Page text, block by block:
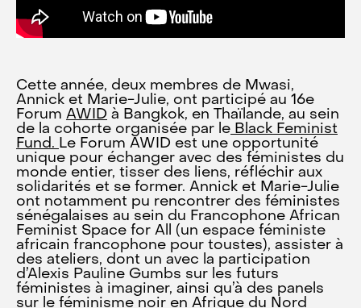
Cette année, deux membres de Mwasi,
Annick et Marie-Julie, ont participé au 16e
Forum AWID à Bangkok, en Thaïlande, au sein
de la cohorte organisée par le Black Feminist
Fund. Le Forum AWID est une opportunité
unique pour échanger avec des féministes du
monde entier, tisser des liens, réfléchir aux
solidarités et se former. Annick et Marie-Julie
ont notamment pu rencontrer des féministes
sénégalaises au sein du Francophone African
Feminist Space for All (un espace féministe
africain francophone pour toustes), assister à
des ateliers, dont un avec la participation
d’Alexis Pauline Gumbs sur les futurs
féministes à imaginer, ainsi qu’à des panels
sur le féminisme noir en Afrique du Nord